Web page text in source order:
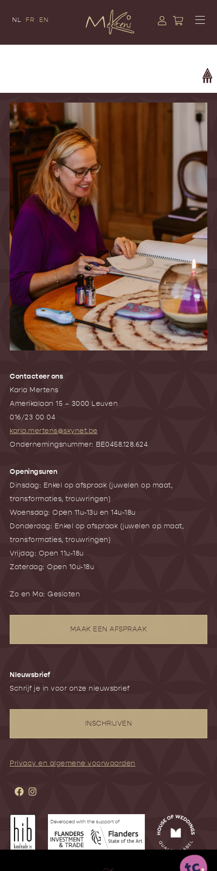
NL FR EN
Contacteer ons
Karla Mertens
Amerikalaan 15 – 3000 Leuven
016/23 00 04
karla.mertens@skynet.be
Ondernemingsnummer: BE0458.128.624
Openingsuren
Dinsdag: Enkel op afspraak (juwelen op maat,
transformaties, trouwringen)
Woensdag: Open 11u-13u en 14u-18u
Donderdag: Enkel op afspraak (juwelen op maat,
transformaties, trouwringen)
Vrijdag: Open 11u-18u
Zaterdag: Open 10u-18u
Zo en Ma: Gesloten
MAAK EEN AFSPRAAK
NIeuwsbrief
Schrijf je in voor onze nieuwsbrief
INSCHRIJVEN
Privacy en algemene voorwaarden